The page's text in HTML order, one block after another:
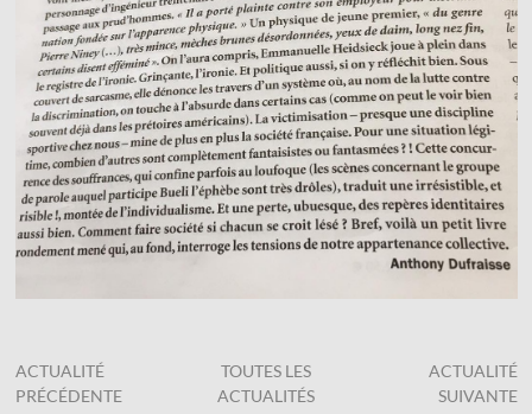
ACTUALITÉ
PRÉCÉDENTE
TOUTES LES
ACTUALITÉS
ACTUALITÉ
SUIVANTE